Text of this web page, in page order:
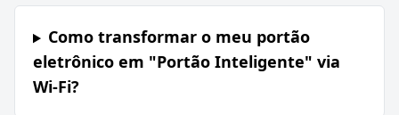
Como transformar o meu portão
eletrônico em "Portão Inteligente" via
Wi-Fi?